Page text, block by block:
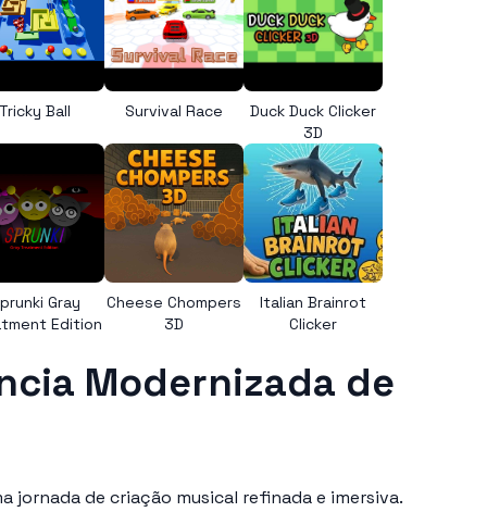
Tricky Ball Survival Race
Duck Duck Clicker
3D
Gray
Edition
Cheese Chompers
3D
Italian Brainrot
Clicker
Modernizada de
jornada de criação musical refinada e imersiva.